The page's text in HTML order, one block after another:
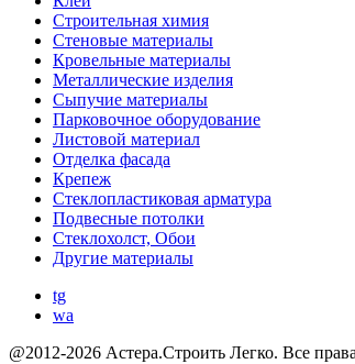
Строительная химия
Стеновые материалы
Кровельные материалы
Металлические изделия
Сыпучие материалы
Парковочное оборудование
Листовой материал
Отделка фасада
Крепеж
Стеклопластиковая арматура
Подвесные потолки
Стеклохолст, Обои
Другие материалы
tg
wa
@2012-2026 Астера.Строить Легко. Все